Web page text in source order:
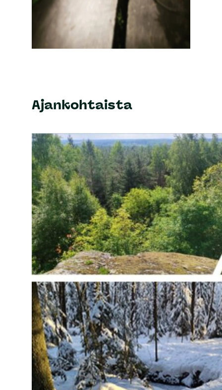
Ajankohtaista